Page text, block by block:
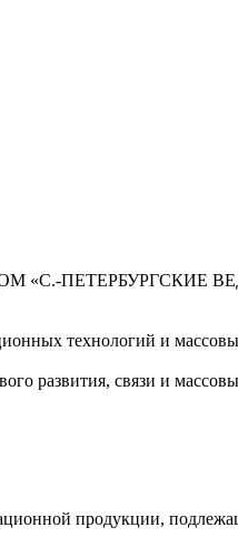
«С.-ПЕТЕРБУРГСКИЕ
технологий и
развития, связи и
продукции,